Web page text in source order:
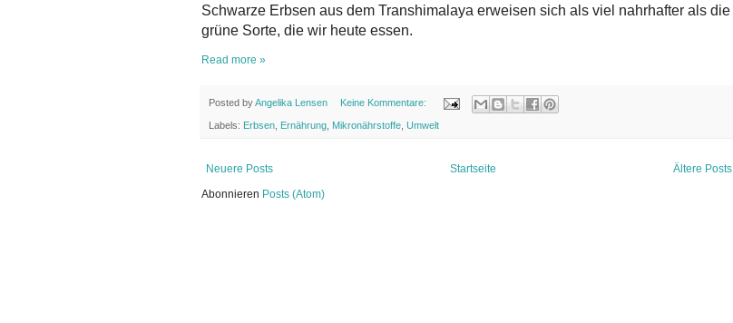
Schwarze Erbsen aus dem Transhimalaya erweisen sich als viel nahrhafter als die
grüne Sorte, die wir heute essen.
Read more »
Posted byAngelika Lensen Keine Kommentare:
Labels: Erbsen Ernährung Mikronährstoffe Umwelt
Neuere Posts Ältere Posts
Startseite
Abonnieren Posts (Atom)